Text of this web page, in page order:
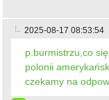
2025-08-17 08:53:54
p.burmistrzu,co
polonii
czekamy na